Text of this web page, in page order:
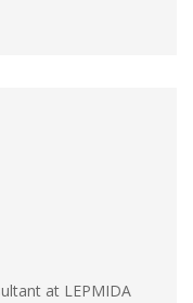
at LEPMIDA